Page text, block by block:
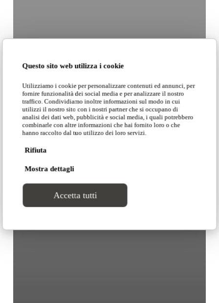
Questo sito web utilizza i cookie
Utilizziamo i cookie per personalizzare contenuti ed annunci, per
fornire funzionalità dei social media e per analizzare il nostro
traffico. Condividiamo inoltre informazioni sul modo in cui
utilizzi il nostro sito con i nostri partner che si occupano di
analisi dei dati web, pubblicità e social media, i quali potrebbero
combinarle con altre informazioni che hai fornito loro o che
hanno raccolto dal tuo utilizzo dei loro servizi.
Rifiuta
Mostra dettagli
Accetta tutti